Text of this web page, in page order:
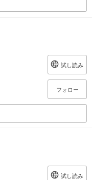
試し読み
フォロー
試し読み